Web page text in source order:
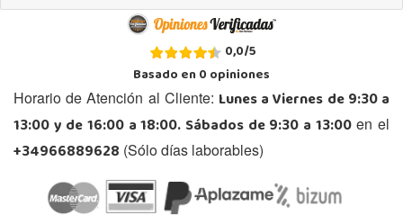
0,0/5
Basado en0opiniones
Horario de Atención al Cliente: Lunes a Viernes de 9:30 a
13:00 y de 16:00 a 18:00. Sábados de 9:30 a 13:00en el
+34966889628 (Sólo días laborables)